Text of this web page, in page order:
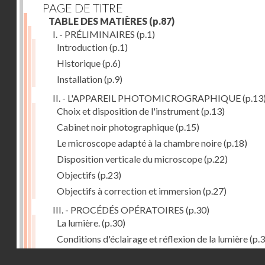
PAGE DE TITRE
TABLE DES MATIÈRES (p.87)
I. - PRÉLIMINAIRES (p.1)
Introduction(p.1)
Historique(p.6)
Installation(p.9)
II. - L'APPAREIL PHOTOMICROGRAPHIQUE
Choix et disposition de l'instrument(p.13)
Cabinet noir photographique(p.15)
Le microscope adapté à la chambre noire(p.18)
Disposition verticale du microscope(p.22)
Objectifs (p.23)
Objectifs à correction et immersion(p.27)
III. - PROCÉDÉS OPÉRATOIRES (p.30)
La lumière. (p.30)
Conditions d'éclairage et réflexion de la lumière